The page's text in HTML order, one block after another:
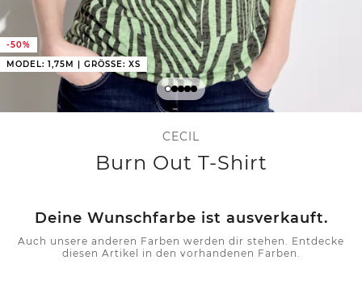
-50%
MODEL: 1,75M | GRÖSSE: XS
CECIL
Burn Out T-Shirt
Deine Wunschfarbe ist ausverkauft.
Auch unsere anderen Farben werden dir stehen. Entdecke
diesen Artikel in den vorhandenen Farben.